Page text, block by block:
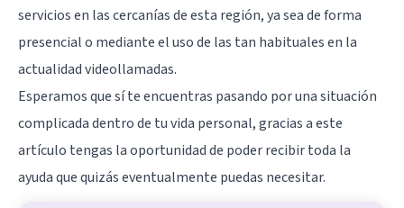
servicios en las cercanías de esta región, ya sea de forma
presencial o mediante el uso de las tan habituales en la
actualidad videollamadas.
Esperamos que sí te encuentras pasando por una situación
complicada dentro de tu vida personal, gracias a este
artículo tengas la oportunidad de poder recibir toda la
ayuda que quizás eventualmente puedas necesitar.